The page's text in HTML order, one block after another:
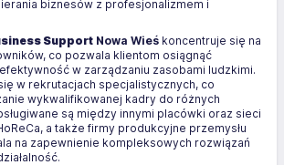
biznesów z profesjonalizmem i
Support Nowa Wieś koncentruje się na
co pozwala klientom osiągnąć
w zarządzaniu zasobami ludzkimi.
w rekrutacjach specjalistycznych, co
wykwalifikowanej kadry do różnych
są między innymi placówki oraz sieci
a także firmy produkcyjne przemysłu
na zapewnienie kompleksowych rozwiązań